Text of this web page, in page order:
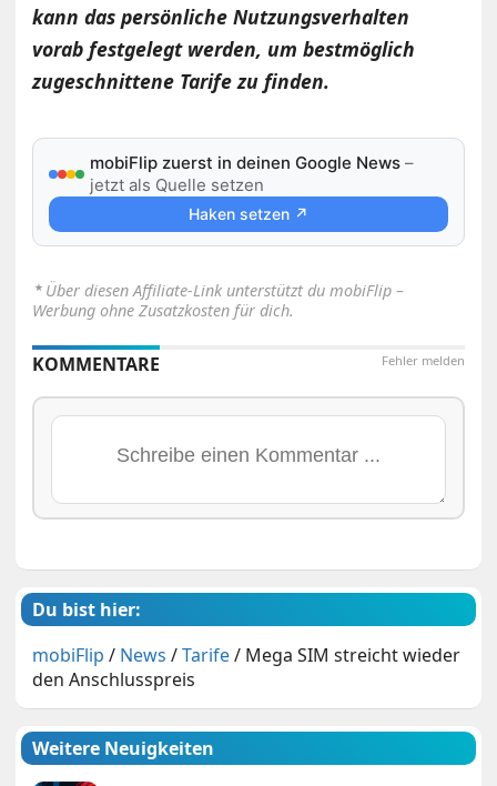
kann das persönliche Nutzungsverhalten
vorab festgelegt werden, um bestmöglich
zugeschnittene Tarife zu finden.
mobiFlip zuerst in deinen Google News –
jetzt als Quelle setzen
Haken setzen ↗
⋆ Über diesen Affiliate-Link unterstützt du mobiFlip –
Werbung ohne Zusatzkosten für dich.
Fehler melden
KOMMENTARE
Du bist hier:
mobiFlip / News /Tarife/ Mega SIM streicht wieder
den Anschlusspreis
Weitere Neuigkeiten